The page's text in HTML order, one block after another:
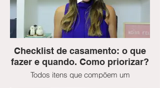
3. Vou te ensinar um método prático que
vai te ajudar a definir todo o escopo
básico do seu “projeto casamento”
Checklist de casamento: o que
fazer e quando. Como priorizar?
Todos itens que compõem um